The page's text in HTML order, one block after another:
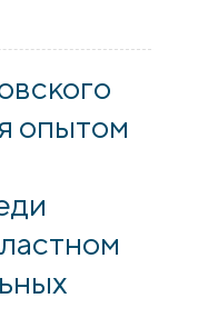
«Пробег трезвости»
опытом